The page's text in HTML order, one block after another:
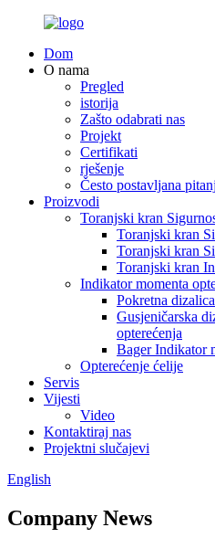
Dom
O nama
Pregled
istorija
Zašto odabrati nas
Projekt
Certifikati
rješenje
Često postavljana
Proizvodi
Toranjski kran
Toranjski kran
Toranjski kran
Toranjski kran
Indikator momenta
Pokretna
Gusjeničarska
opterećenja
Bager Indikator
Opterećenje ćelije
Servis
Vijesti
Video
Kontaktiraj nas
Projektni slučajevi
English
Company News